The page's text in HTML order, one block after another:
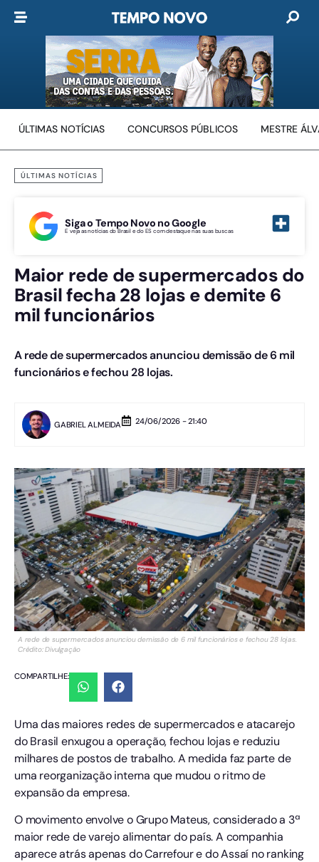
ÚLTIMAS NOTÍCIAS CONCURSOS PÚBLICOS MESTRE
ÚLTIMAS NOTÍCIAS
Siga o Tempo Novo no Google
E veja as notícias do Brasil e do ES com destaque nas suas buscas
Maior rede de supermercados do
Brasil fecha 28 lojas e demite 6
mil funcionários
A rede de supermercados anunciou demissão de 6 mil
funcionários e fechou 28 lojas.
GABRIEL ALMEIDA 24/06/2026 - 21:40
A rede de supermercados anunciou demissão de 6 mil funcionários e fechou 28 lojas.
Crédito: Divulgação
COMPARTILHE:
Uma das maiores redes de supermercados e atacarejo
do Brasil enxugou a operação, fechou lojas e reduziu
milhares de postos de trabalho. A medida faz parte de
uma reorganização interna que mudou o ritmo de
expansão da empresa.
O movimento envolve o Grupo Mateus, considerado a 3ª
maior rede de varejo alimentar do país. A companhia
aparece atrás apenas do Carrefour e do Assaí no ranking